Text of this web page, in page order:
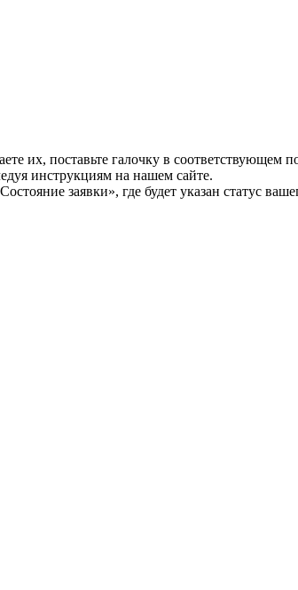
их, поставьте галочку в соответствующем
инструкциям на нашем сайте.
заявки», где будет указан статус